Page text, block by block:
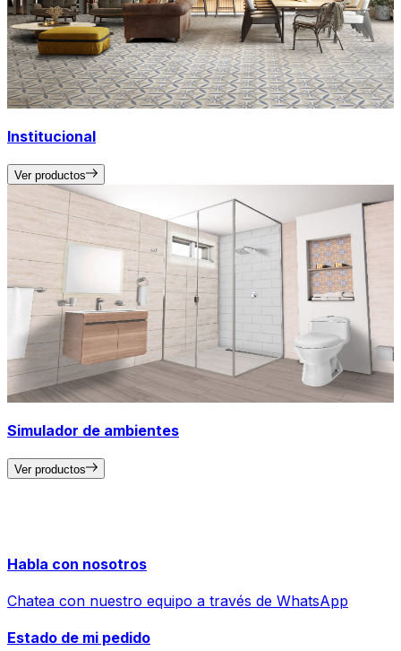
Institucional
Ver productos
Simulador de ambientes
Ver productos
Habla con nosotros
Chatea con nuestro equipo a través de WhatsApp
Estado de mi pedido